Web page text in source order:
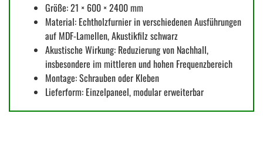
Größe: 21 × 600 × 2400 mm
Material: Echtholzfurnier in verschiedenen Ausführungen
auf MDF-Lamellen, Akustikfilz schwarz
Akustische Wirkung: Reduzierung von Nachhall,
insbesondere im mittleren und hohen Frequenzbereich
Montage: Schrauben oder Kleben
Lieferform: Einzelpaneel, modular erweiterbar